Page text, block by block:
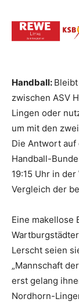
Handball:
zwischen ASV
Lingen oder
um mit den
Die Antwort auf
Handball-
19:15 Uhr in
Vergleich der
Eine makellose
Lerscht seien
„Mannschaft
erst gelang
Nordhorn-